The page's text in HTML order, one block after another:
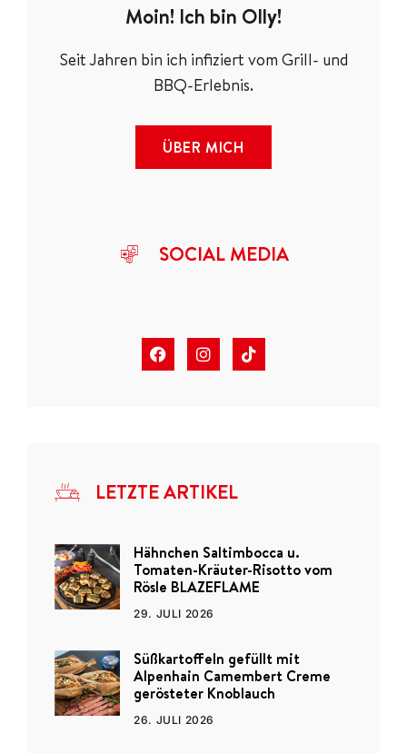
Moin! Ich bin Olly!
Seit Jahren bin ich infiziert vom Grill- und
BBQ-Erlebnis.
ÜBER MICH
SOCIAL MEDIA
LETZTE ARTIKEL
Hähnchen Saltimbocca u.
Tomaten-Kräuter-Risotto vom
Rösle BLAZEFLAME
29. JULI 2026
Süßkartoffeln gefüllt mit
Alpenhain Camembert Creme
gerösteter Knoblauch
26. JULI 2026